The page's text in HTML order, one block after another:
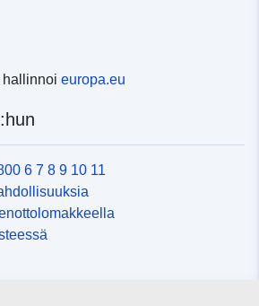
hallinnoi europa.eu
6 7 8 9 10 11